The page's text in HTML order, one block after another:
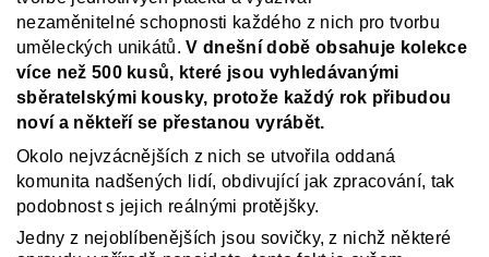
nezaměnitelné schopnosti každého z nich pro tvorbu
uměleckých unikátů.V dnešní době obsahuje kolekce
více než 500 kusů, které jsou vyhledávanými
sběratelskými kousky, protože každý rok přibudou
noví a někteří se přestanou vyrábět.
Okolo nejvzácnějších z nich se utvořila oddaná
komunita nadšených lidí, obdivující jak zpracování, tak
podobnost s jejich reálnými protějšky.
Jedny z nejoblíbenějších jsou sovičky, z nichž některé